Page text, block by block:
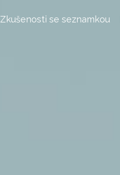
Zkušenosti se seznamkou